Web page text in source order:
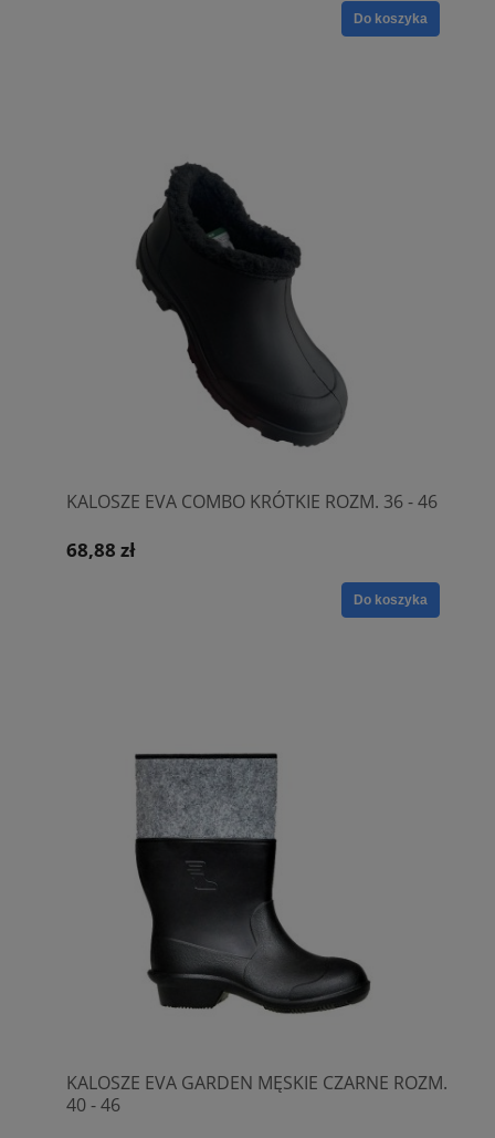
Do koszyka
KALOSZE EVA COMBO KRÓTKIE ROZM. 36 - 46
68,88 zł
Do koszyka
KALOSZE EVA GARDEN MĘSKIE CZARNE ROZM.
40 - 46